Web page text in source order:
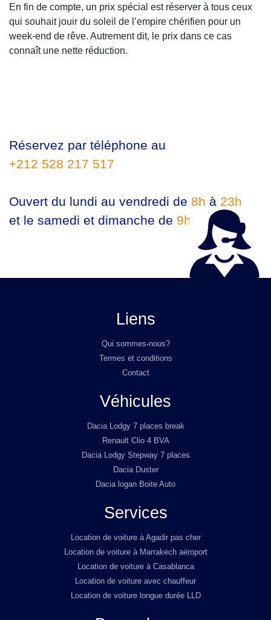
En fin de compte, un prix spécial est réserver à tous ceux
qui souhait jouir du soleil de l’empire chérifien pour un
week-end de rêve. Autrement dit, le prix dans ce cas
connaît une nette réduction.
Réservez par téléphone au
+212 528 217 517
Ouvert du lundi au vendredi de 8h à 23h
et le samedi et dimanche de 9h 23h
Liens
Qui sommes-nous?
Termes et conditions
Contact
Véhicules
Dacia Lodgy 7 places break
Renault Clio 4 BVA
Dacia Lodgy Stepway 7 places
Dacia Duster
Dacia logan Boite Auto
Services
Location de voiture à Agadir pas cher
Location de voiture à Marrakech aéroport
Location de voiture à Casablanca
Location de voiture avec chauffeur
Location de voiture longue durée LLD